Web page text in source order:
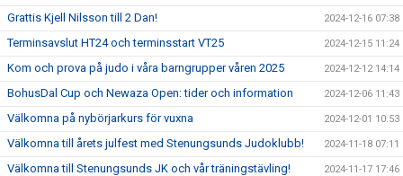
Grattis Kjell Nilsson till 2 Dan! 2024-12-16 07:38
Terminsavslut HT24 och terminsstart VT25 2024-12-15 11:24
Kom och prova på judo i våra barngrupper våren 2025 2024-12-12 14:14
BohusDal Cup och Newaza Open: tider och information 2024-12-06 11:43
Välkomna på nybörjarkurs för vuxna 2024-12-01 10:53
Välkomna till årets julfest med Stenungsunds Judoklubb! 2024-11-18 07:11
Välkomna till Stenungsunds JK och vår träningstävling! 2024-11-17 17:46